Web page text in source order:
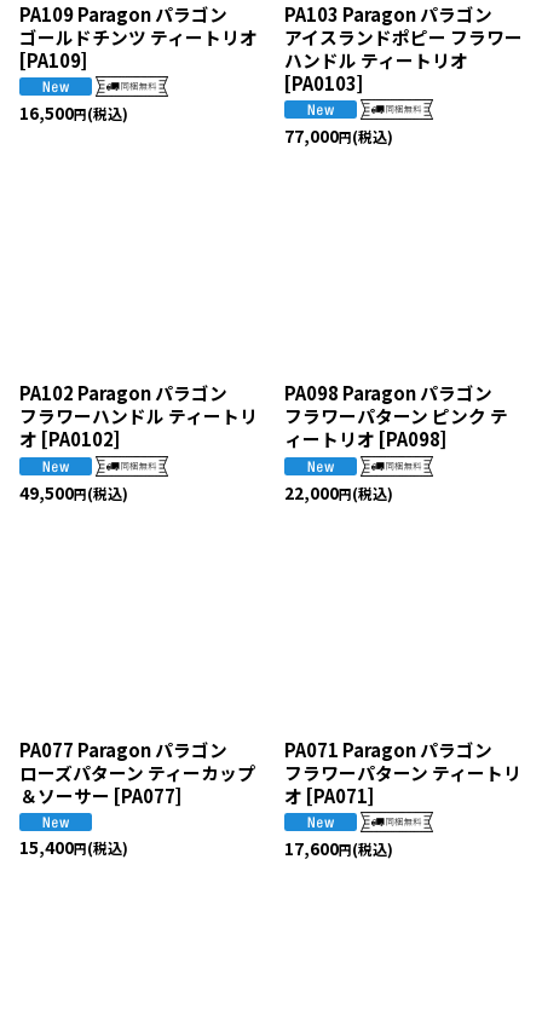
PA109 Paragon パラゴン
ゴールドチンツ ティートリオ
[PA109]
16,500円(税込)
PA103 Paragon パラゴン
アイスランドポピー フラワー
ハンドル ティートリオ
[PA0103]
77,000円(税込)
PA102 Paragon パラゴン
フラワーハンドル ティートリ
オ [PA0102]
49,500円(税込)
PA098 Paragon パラゴン
フラワーパターン ピンク テ
ィートリオ [PA098]
22,000円(税込)
PA077 Paragon パラゴン
ローズパターン ティーカップ
＆ソーサー [PA077]
15,400円(税込)
PA071 Paragon パラゴン
フラワーパターン ティートリ
オ [PA071]
17,600円(税込)